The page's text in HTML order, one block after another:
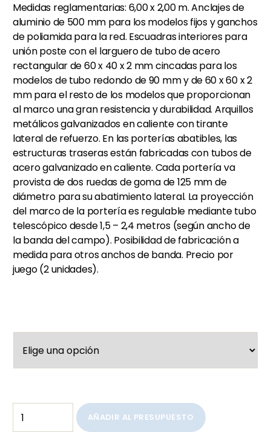
Medidas reglamentarias: 6,00 x 2,00 m. Anclajes de
aluminio de 500 mm para los modelos fijos y ganchos
de poliamida para la red. Escuadras interiores para
unión poste con el larguero de tubo de acero
rectangular de 60 x 40 x 2 mm cincadas para los
modelos de tubo redondo de 90 mm y de 60 x 60 x 2
mm para el resto de los modelos que proporcionan
al marco una gran resistencia y durabilidad. Arquillos
metálicos galvanizados en caliente con tirante
lateral de refuerzo. En las porterías abatibles, las
estructuras traseras están fabricadas con tubos de
acero galvanizado en caliente. Cada portería va
provista de dos ruedas de goma de 125 mm de
diámetro para su abatimiento lateral. La proyección
del marco de la portería es regulable mediante tubo
telescópico desde 1,5 – 2,4 metros (según ancho de
la banda del campo). Posibilidad de fabricación a
medida para otros anchos de banda. Precio por
juego (2 unidades).
AÑADIR AL PRESUPUESTO